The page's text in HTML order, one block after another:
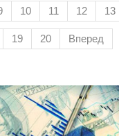
10 11 12 13
19 20 Вперед